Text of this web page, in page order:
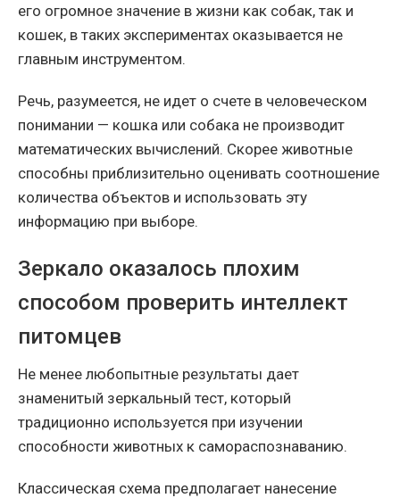
его огромное значение в жизни как собак, так и
кошек, в таких экспериментах оказывается не
главным инструментом.
Речь, разумеется, не идет о счете в человеческом
понимании — кошка или собака не производит
математических вычислений. Скорее животные
способны приблизительно оценивать соотношение
количества объектов и использовать эту
информацию при выборе.
Зеркало оказалось плохим
способом проверить интеллект
питомцев
Не менее любопытные результаты дает
знаменитый зеркальный тест, который
традиционно используется при изучении
способности животных к самораспознаванию.
Классическая схема предполагает нанесение